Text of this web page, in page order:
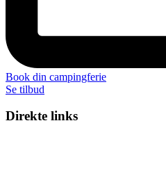
Book din campingferie
Se tilbud
Direkte links